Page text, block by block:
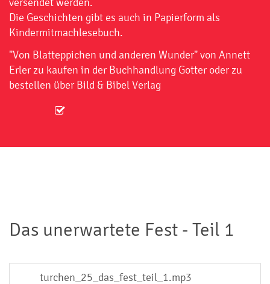
Die Geschichten gibt es auch in Papierform als
Kindermitmachlesebuch.
"Von Blatteppichen und anderen Wunder" von Annett
Erler zu kaufen in der Buchhandlung Gotter oder zu
bestellen über Bild & Bibel Verlag
Das unerwartete Fest - Teil 1
turchen_25_das_fest_teil_1.mp3